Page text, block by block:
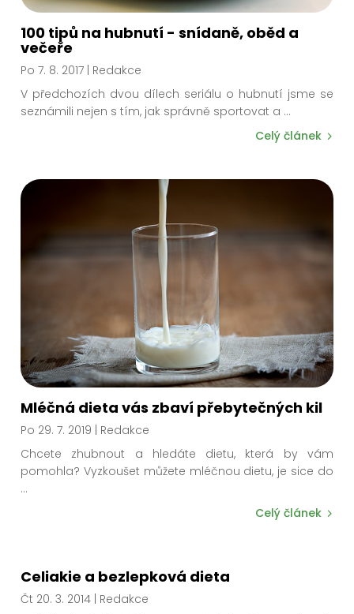
100 tipů na hubnutí - snídaně, oběd a
večeře
Po 7. 8. 2017 | Redakce
V předchozích dvou dílech seriálu o hubnutí jsme se
seznámili nejen s tím, jak správně sportovat a ...
Celý článek
Mléčná dieta vás zbaví přebytečných kil
Po 29. 7. 2019 | Redakce
Chcete zhubnout a hledáte dietu, která by vám
pomohla? Vyzkoušet můžete mléčnou dietu, je sice do
...
Celý článek
Celiakie a bezlepková dieta
Čt 20. 3. 2014 | Redakce